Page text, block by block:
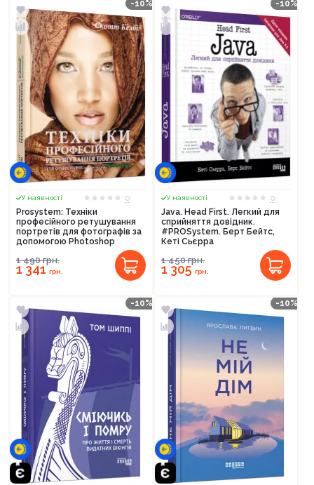
-10%
У наявності
0
Prosystem: Техніки
професійного ретушування
портретів для фотографів за
допомогою Photoshop
1 490грн.
1 341грн.
-10%
У наявності
0
Java. Head First. Легкий для
сприйняття довідник.
#PROSystem. Берт Бейтс,
Кеті Сьєрра
1 450грн.
1 305 грн.
-10% -10%
Продовжити покупки
Оформити замовлення